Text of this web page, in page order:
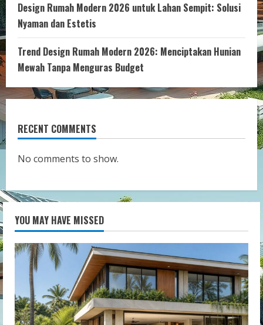
Design Rumah Modern 2026 untuk Lahan Sempit: Solusi
Nyaman dan Estetis
Trend Design Rumah Modern 2026: Menciptakan Hunian
Mewah Tanpa Menguras Budget
RECENT COMMENTS
No comments to show.
YOU MAY HAVE MISSED